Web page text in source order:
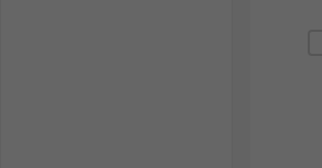
ラ、停止時間、ガード構造と組
オムロン (Omron)：日本
Schmersal：機械安全用ス